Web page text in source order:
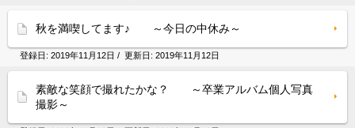
秋を満喫してます♪ ～今日の中休み～
登録日: 2019年11月12日 / 更新日: 2019年11月12日
素敵な笑顔で撮れたかな？ ～卒業アルバム個人写真
撮影～